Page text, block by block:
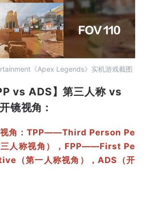
《Apex Legends》实机游戏截图
vs ADS】第三人称 vs
镜视角 :
视角：TPP——Third Person Pe
人称视角），FPP——First Pe
（第一人称视角），ADS（开